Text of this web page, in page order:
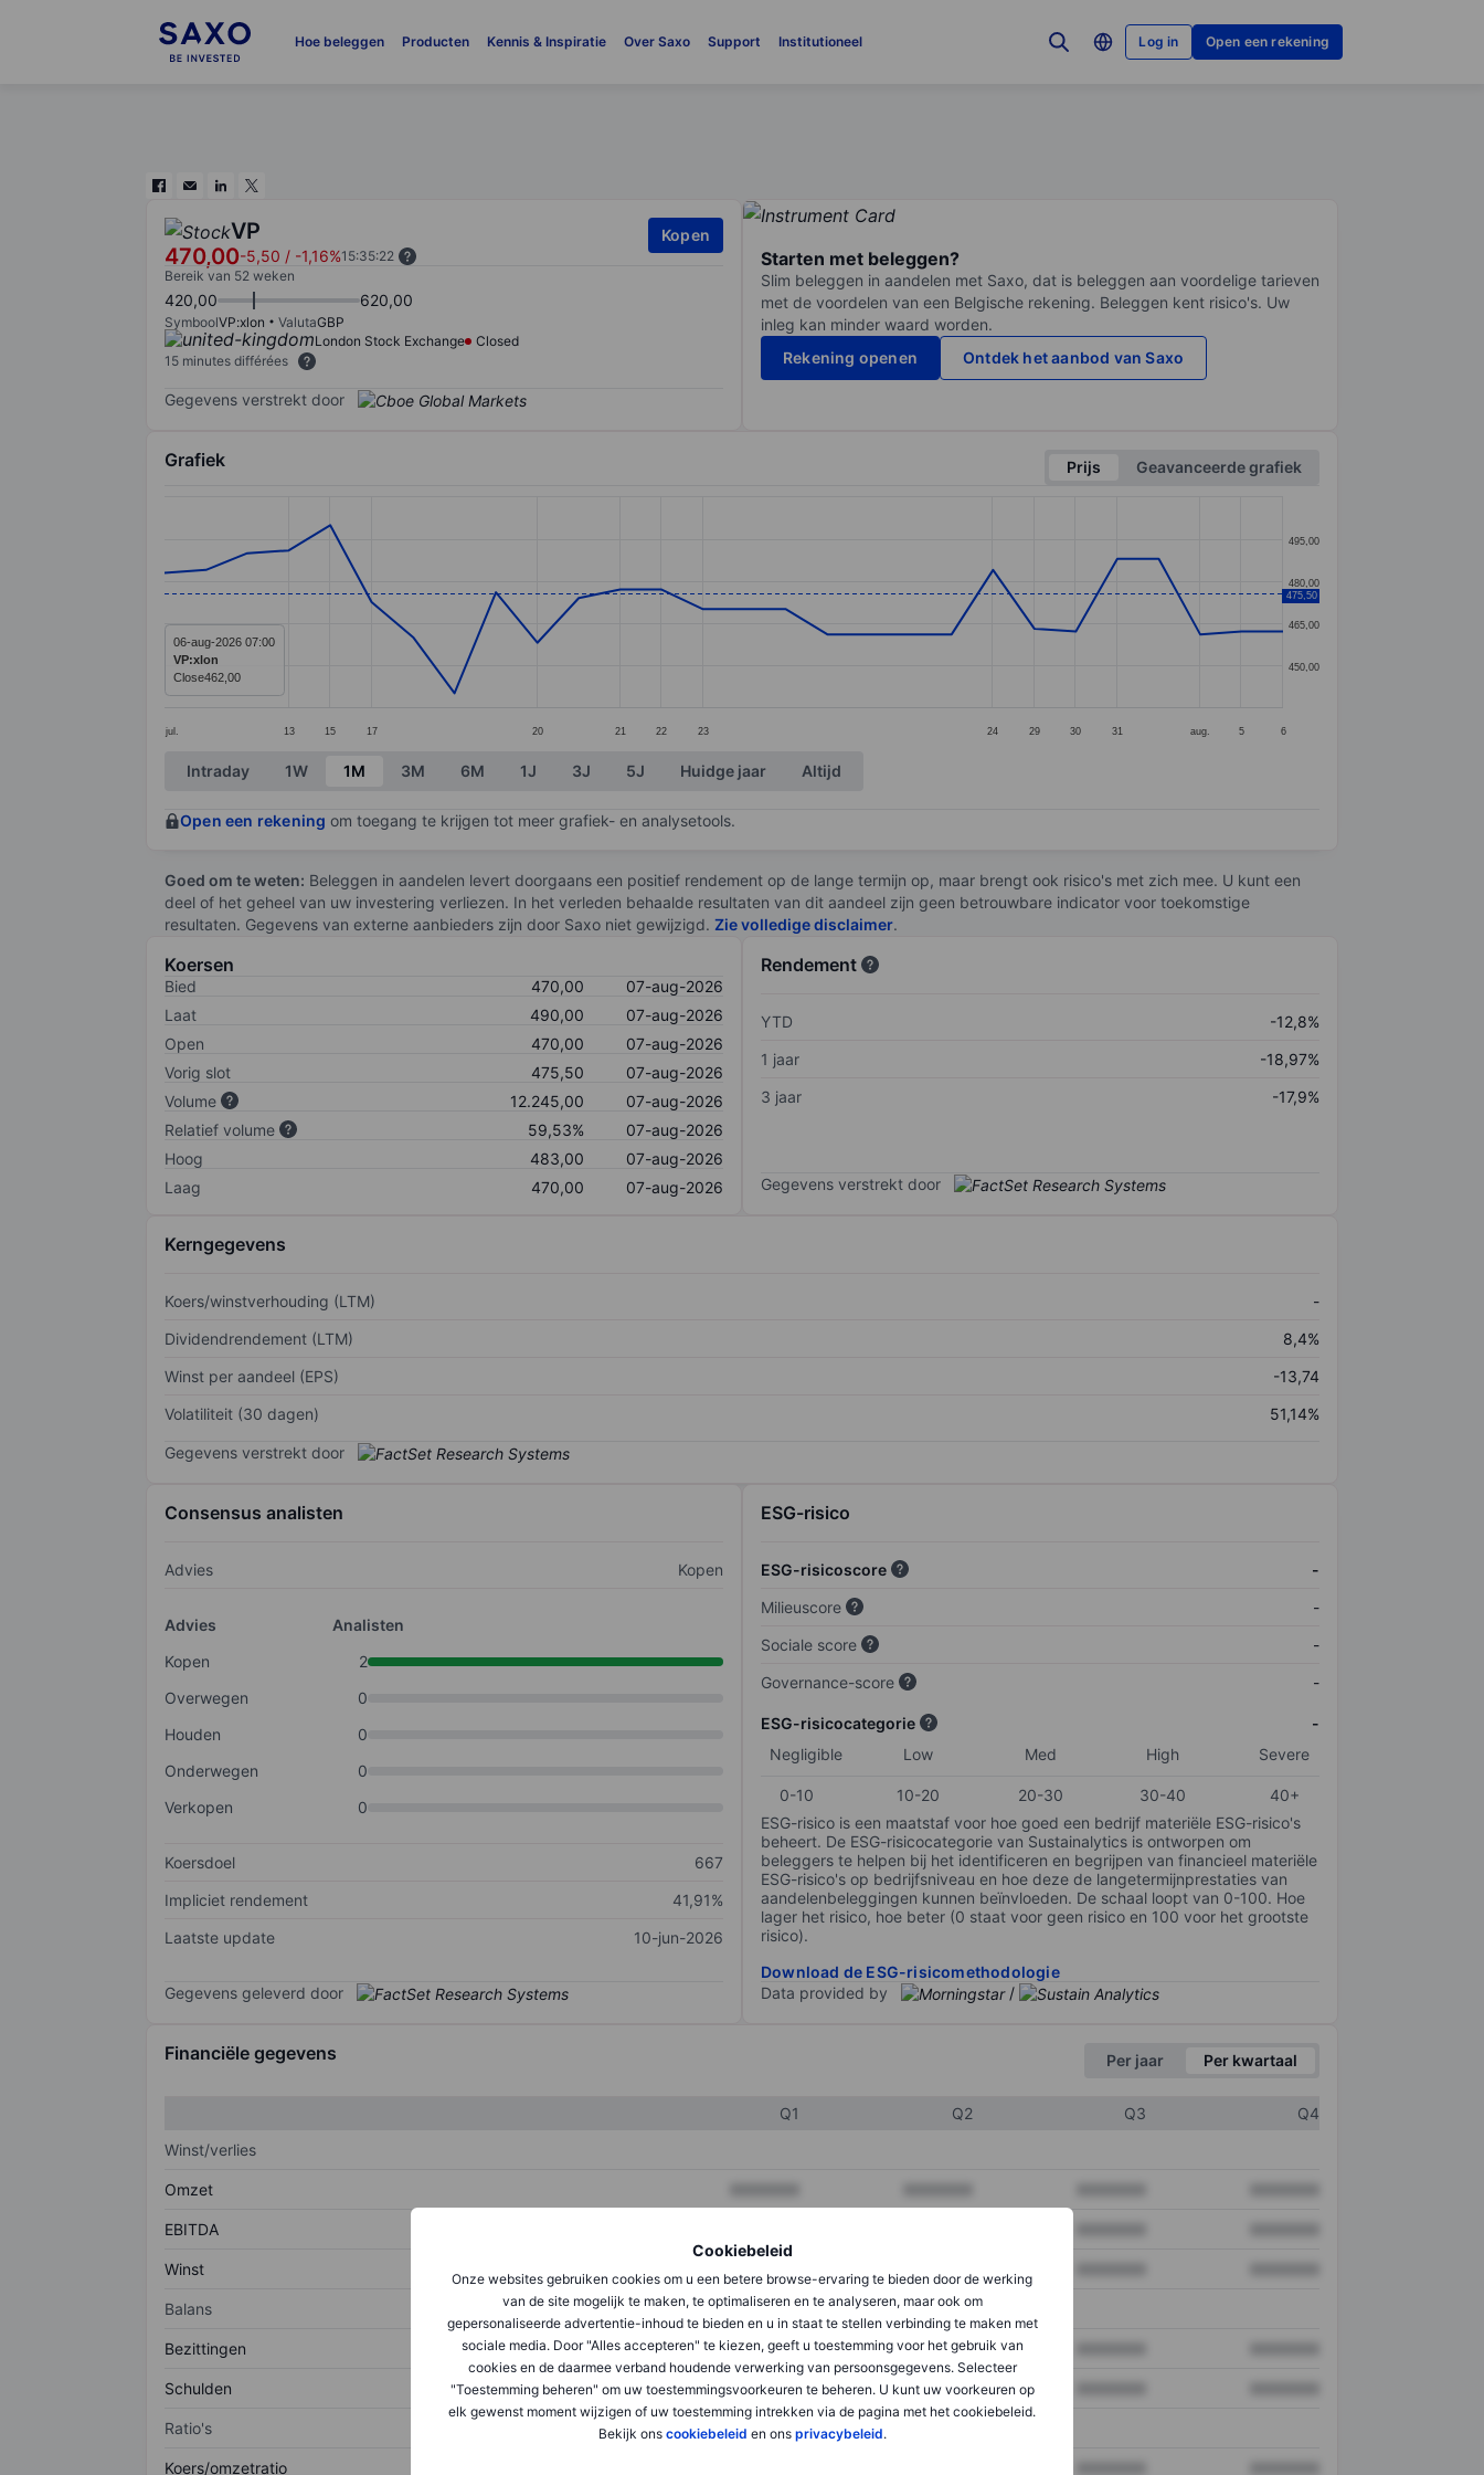
Hoe beleggen Producten Kennis & Inspiratie Over Saxo Support Institutioneel Log in Open een rekening
Cookiebeleid
Onze websites gebruiken cookies om u een betere browse-ervaring te bieden door de werking
van de site mogelijk te maken, te optimaliseren en te analyseren, maar ook om
gepersonaliseerde advertentie-inhoud te bieden en u in staat te stellen verbinding te maken met
sociale media. Door "Alles accepteren" te kiezen, geeft u toestemming voor het gebruik van
cookies en de daarmee verband houdende verwerking van persoonsgegevens. Selecteer
"Toestemming beheren" om uw toestemmingsvoorkeuren te beheren. U kunt uw voorkeuren op
elk gewenst moment wijzigen of uw toestemming intrekken via de pagina met het cookiebeleid.
Bekijk ons cookiebeleid en ons privacybeleid.
VP
470,00-5,50 / -1,16%15:35:22
Kopen
Bereik van 52 weken
420,00 620,00
SymboolVP:xlon ValutaGBP
London Stock Exchange
Closed
15 minutes différées
Gegevens verstrekt door
Starten met beleggen?
Slim beleggen in aandelen met Saxo, dat is beleggen aan voordelige tarieven
met de voordelen van een Belgische rekening. Beleggen kent risico's. Uw
inleg kan minder waard worden.
Rekening openen
Ontdek het aanbod van Saxo
Grafiek Prijs
Geavanceerde grafiek
Line chart with 28 data points.
The chart has 1 X axis displaying categories.
The chart has 1 Y axis displaying values. Data ranges from 440 to 500.
jul. 13 15 17 20 21 22 23 24 29 30 31 aug. 5 6
450,00
465,00
480,00
495,00
475,50
06-aug-2026 07:00
VP:xlon
Close462,00
End of interactive chart.
Intraday 1W 1M 3M 6M 1J 3J 5J Huidge jaar Altijd
Open een rekening om toegang te krijgen tot meer grafiek- en analysetools.
Goed om te weten: Beleggen in aandelen levert doorgaans een positief rendement op de lange termijn op, maar brengt ook risico's met zich mee. U kunt een
deel of het geheel van uw investering verliezen. In het verleden behaalde resultaten van dit aandeel zijn geen betrouwbare indicator voor toekomstige
resultaten. Gegevens van externe aanbieders zijn door Saxo niet gewijzigd. Zie volledige disclaimer.
Koersen
Bied 470,00
07-aug-2026
Laat
490,00
07-aug-2026
Open
470,00
07-aug-2026
Vorig slot
475,50
07-aug-2026
Volume
12.245,00
07-aug-2026
Relatief volume
59,53%
07-aug-2026
Hoog
483,00
07-aug-2026
Laag
470,00 07-aug-2026
Rendement
YTD
-12,8%
1 jaar
-18,97%
3 jaar
-17,9%
Gegevens verstrekt door
Kerngegevens
Koers/winstverhouding (LTM)
-
Dividendrendement (LTM)
8,4%
Winst per aandeel (EPS)
-13,74
Volatiliteit (30 dagen)
51,14%
Gegevens verstrekt door
Consensus analisten
Advies Kopen
Advies
Analisten
Kopen
2
Overwegen
0
Houden
0
Onderwegen
0
Verkopen
0
Koersdoel
667
Impliciet rendement
41,91%
Laatste update
10-jun-2026
Gegevens geleverd door
ESG-risico
ESG-risicoscore
-
Milieuscore
-
Sociale score
-
Governance-score
-
ESG-risicocategorie
-
Negligible
Low Med High Severe
0-10 10-20 20-30 30-40
40+
ESG-risico is een maatstaf voor hoe goed een bedrijf materiële ESG-risico's
beheert. De ESG-risicocategorie van Sustainalytics is ontworpen om
beleggers te helpen bij het identificeren en begrijpen van financieel materiële
ESG-risico's op bedrijfsniveau en hoe deze de langetermijnprestaties van
aandelenbeleggingen kunnen beïnvloeden. De schaal loopt van 0-100. Hoe
lager het risico, hoe beter (0 staat voor geen risico en 100 voor het grootste
risico).
Download de ESG-risicomethodologie
Data provided by
/
Financiële gegevens Per jaar Per kwartaal
Q1 Q2 Q3
Q4
Winst/verlies
Omzet
EBITDA
Winst
Balans
Bezittingen XXXXXXX XXXXXXX
Schulden XXXXXXX XXXXXXX
Ratio's
Koers/omzetratio